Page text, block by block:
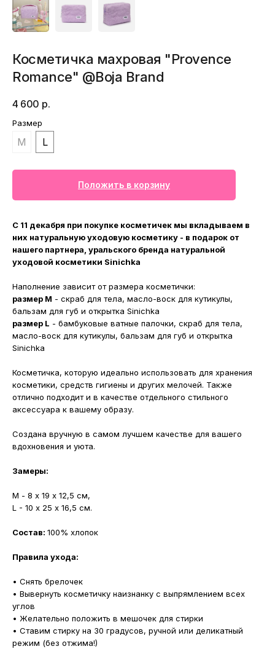
Косметичка махровая "Provence
Romance" @Boja Brand
4 600 р.
Размер
M L
Положить в корзину
С 11 декабря при покупке косметичек мы вкладываем в
них натуральную уходовую косметику - в подарок от
нашего партнера, уральского бренда натуральной
уходовой косметики Sinichka
Наполнение зависит от размера косметички:
размер M - скраб для тела, масло-воск для кутикулы,
бальзам для губ и открытка Sinichka
размер L - бамбуковые ватные палочки, скраб для тела,
масло-воск для кутикулы, бальзам для губ и открытка
Sinichka
Косметичка, которую идеально использовать для хранения
косметики, средств гигиены и других мелочей. Также
отлично подходит и в качестве отдельного стильного
аксессуара к вашему образу.
Создана вручную в самом лучшем качестве для вашего
вдохновения и уюта.
Замеры:
М - 8 х 19 х 12,5 см,
L - 10 х 25 х 16,5 см.
Состав: 100% хлопок
Правила ухода:
• Снять брелочек
• Вывернуть косметичку наизнанку с выпрямлением всех
углов
• Желательно положить в мешочек для стирки
• Ставим стирку на 30 градусов, ручной или деликатный
режим (без отжима!)